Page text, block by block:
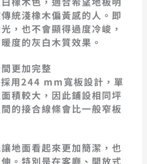
統淺橡木偏黃感的人。即
，也不會顯得過度冷峻，
度的灰白木質效果。
更加完整
用244 mm寬板設計，單
積較大，因此鋪設相同坪
的接合線條會比一般窄板
地面看起來更加簡潔，也
。特別是在客廳、開放式